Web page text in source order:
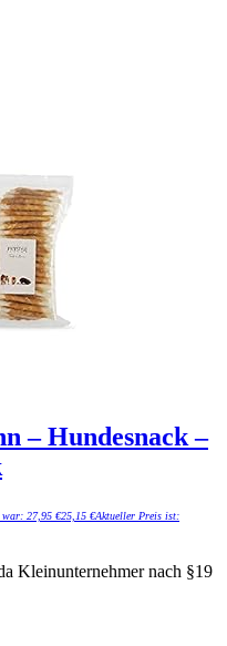
– Hundesnack –
war: 27,95 €25,15 €Aktueller Preis ist:
Kleinunternehmer nach §19